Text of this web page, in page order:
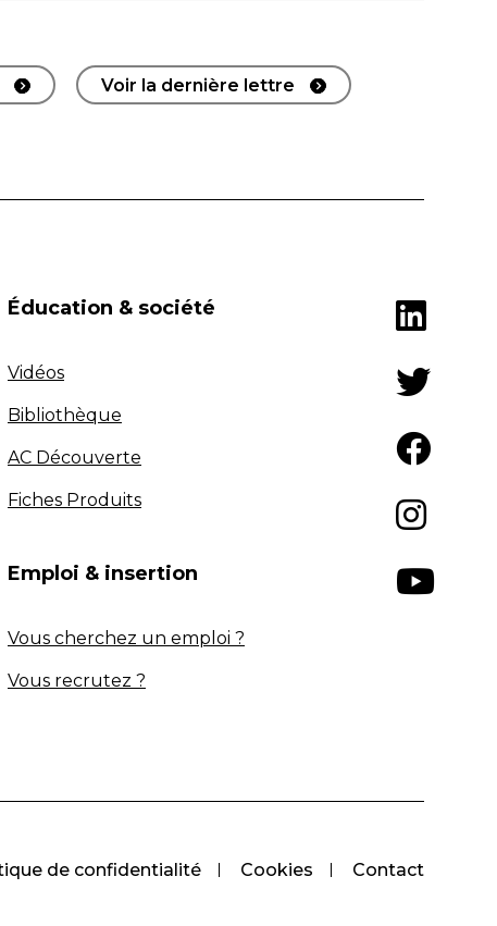
Voir la dernière lettre
Éducation & société
Vidéos
Bibliothèque
AC Découverte
Fiches Produits
Emploi & insertion
Vous cherchez un emploi ?
Vous recrutez ?
de confidentialité Cookies Contact